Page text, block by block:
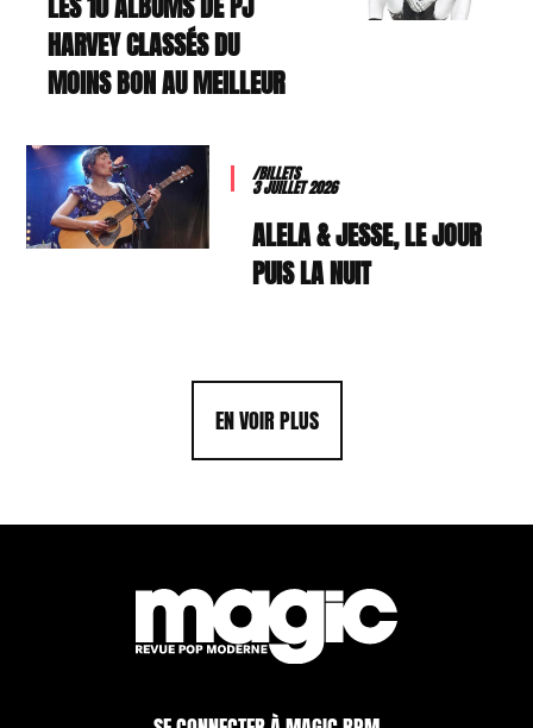
HARVEY CLASSÉS DU
MOINS BON AU MEILLEUR
/BILLETS
3 JUILLET 2026
ALELA & JESSE, LE JOUR
PUIS LA NUIT
EN VOIR PLUS